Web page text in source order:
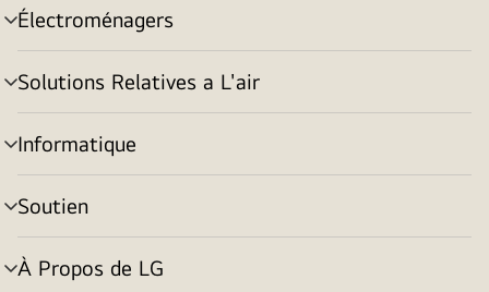
Électroménagers
menu
basculement
Solutions Relatives a L'air
menu
basculement
Informatique
menu
basculement
Soutien
menu
basculement
À Propos de LG
menu